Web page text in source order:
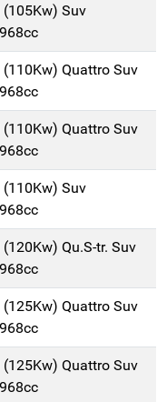
(105Kw) Suv
(110Kw) Quattro Suv
(110Kw) Quattro Suv
(110Kw) Suv
Qu.S-tr. Suv
(125Kw) Quattro Suv
(125Kw) Quattro Suv